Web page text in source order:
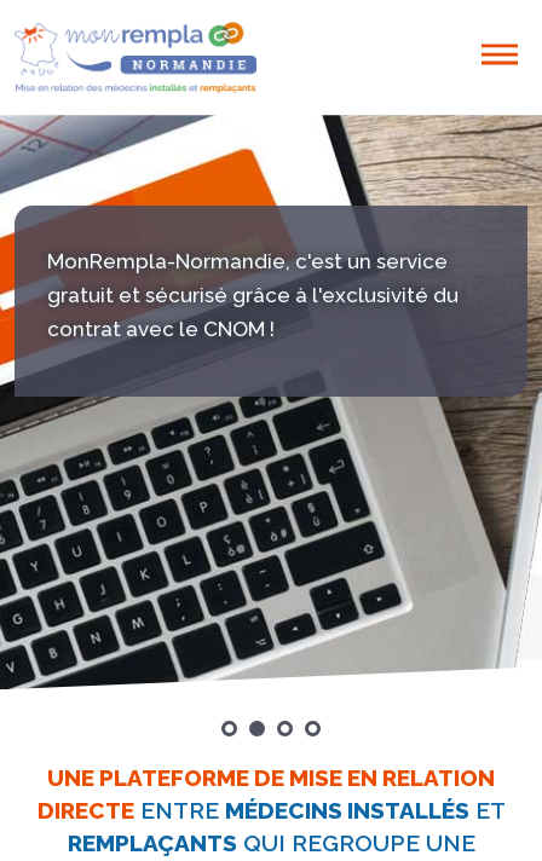
MonRempla-Normandie, c'est un service
gratuit et sécurisé grâce à l'exclusivité du
contrat avec le CNOM !
UNE PLATEFORME DE MISE EN RELATION
DIRECTEENTRE MÉDECINS INSTALLÉS ET
REMPLAÇANTS QUI REGROUPE UNE